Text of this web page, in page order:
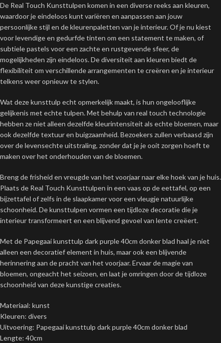
De Real Touch Kunsttulpen komen in een diverse reeks aan kleuren,
waardoor je eindeloos kunt variëren en aanpassen aan jouw
persoonlijke stijl en de kleurenpaletten van je interieur. Of je nu kiest
voor levendige en gedurfde tinten om een statement te maken, of
subtiele pastels voor een zachte en rustgevende sfeer, de
mogelijkheden zijn eindeloos. De diversiteit aan kleuren biedt de
flexibiliteit om verschillende arrangementen te creëren en je interieur
telkens weer opnieuw te stylen.
Wat deze kunsttulp echt opmerkelijk maakt, is hun ongelooflijke
gelijkenis met echte tulpen. Met behulp van real touch technologie
hebben ze niet alleen dezelfde kleurintensiteit als echte bloemen, maar
ook dezelfde textuur en buigzaamheid. Bezoekers zullen verbaasd zijn
over de levensechte uitstraling, zonder dat je je ooit zorgen hoeft te
maken over het onderhouden van de bloemen.
Breng de frisheid en vreugde van het voorjaar naar elke hoek van je huis.
Plaats de Real Touch Kunsttulpen in een vaas op de eettafel, op een
bijzettafel of zelfs in de slaapkamer voor een vleugje natuurlijke
schoonheid. De kunsttulpen vormen een tijdloze decoratie die je
interieur transformeert en een blijvend gevoel van lente creëert.
Met de Papegaai kunsttulp dark purple 40cm donker blad haal je niet
alleen een decoratief element in huis, maar ook een blijvende
herinnering aan de pracht van het voorjaar. Ervaar de magie van
bloemen, ongeacht het seizoen, en laat je omringen door de tijdloze
schoonheid van deze kunstige creaties.
Materiaal: kunst
Kleuren: divers
Uitvoering: Papegaai kunsttulp dark purple 40cm donker blad
Lengte: 40cm